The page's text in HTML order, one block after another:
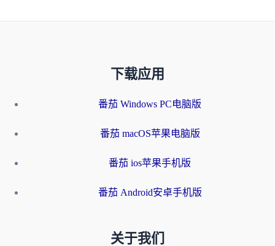
下载应用
番茄 Windows PC电脑版
番茄 macOS苹果电脑版
番茄 ios苹果手机版
番茄 Android安卓手机版
关于我们